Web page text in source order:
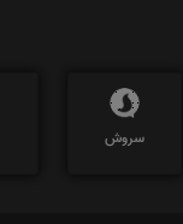
سروش